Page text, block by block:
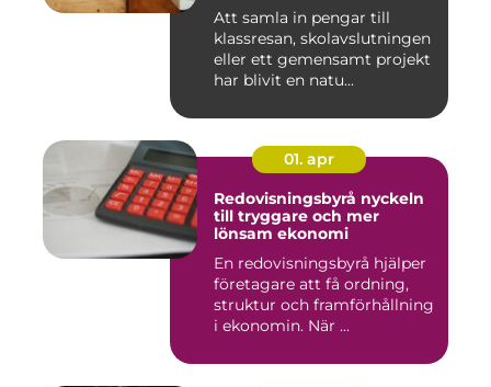
Att samla in pengar till
klassresan, skolavslutningen
eller ett gemensamt projekt
har blivit en natu...
01. apr
Redovisningsbyrå nyckeln
till tryggare och mer
lönsam ekonomi
En redovisningsbyrå hjälper
företagare att få ordning,
struktur och framförhållning
i ekonomin. När ...